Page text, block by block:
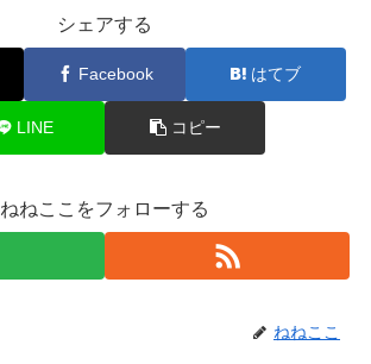
シェアする
Facebook はてブ
LINE コピー
ねねここをフォローする
ねねここ